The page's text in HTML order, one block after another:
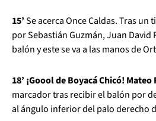
15’Se acerca Once Caldas. Tras
por Sebastián Guzmán, Juan David
balón y este se va a las manos de
18’ ¡Goool de Boyacá Chicó! Mateo
marcador tras recibir el balón por
al ángulo inferior del palo derecho